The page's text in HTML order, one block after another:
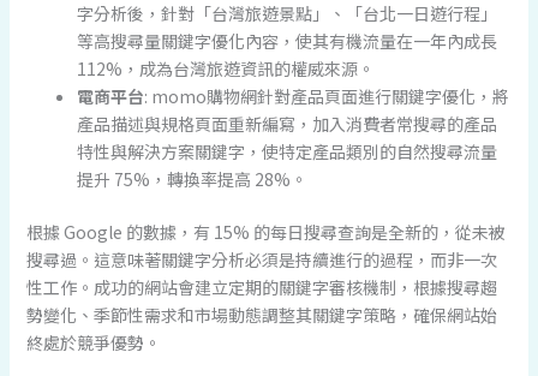
字分析後，針對「台灣旅遊景點」、「台北一日遊行程」
等高搜尋量關鍵字優化內容，使其有機流量在一年內成長
112%，成為台灣旅遊資訊的權威來源。
電商平台: momo購物網針對產品頁面進行關鍵字優化，將
產品描述與規格頁面重新編寫，加入消費者常搜尋的產品
特性與解決方案關鍵字，使特定產品類別的自然搜尋流量
提升 75%，轉換率提高 28%。
根據 Google 的數據，有 15% 的每日搜尋查詢是全新的，從未被
搜尋過。這意味著關鍵字分析必須是持續進行的過程，而非一次
性工作。成功的網站會建立定期的關鍵字審核機制，根據搜尋趨
勢變化、季節性需求和市場動態調整其關鍵字策略，確保網站始
終處於競爭優勢。